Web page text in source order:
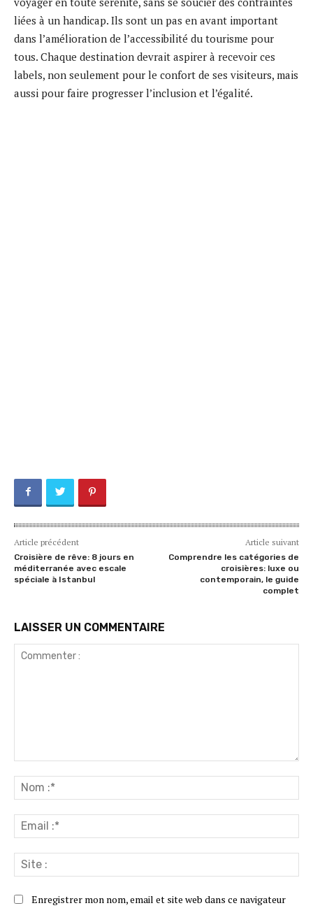
liées à un handicap. Ils sont un pas en avant important
dans l’amélioration de l’accessibilité du tourisme pour
tous. Chaque destination devrait aspirer à recevoir ces
labels, non seulement pour le confort de ses visiteurs, mais
aussi pour faire progresser l’inclusion et l’égalité.
Article précédent
Croisière de rêve: 8 jours en
méditerranée avec escale
spéciale à Istanbul
Article suivant
Comprendre les catégories de
croisières: luxe ou
contemporain, le guide
complet
LAISSER UN COMMENTAIRE
:*
:*
:
Enregistrer mon nom, email et site web dans ce navigateur